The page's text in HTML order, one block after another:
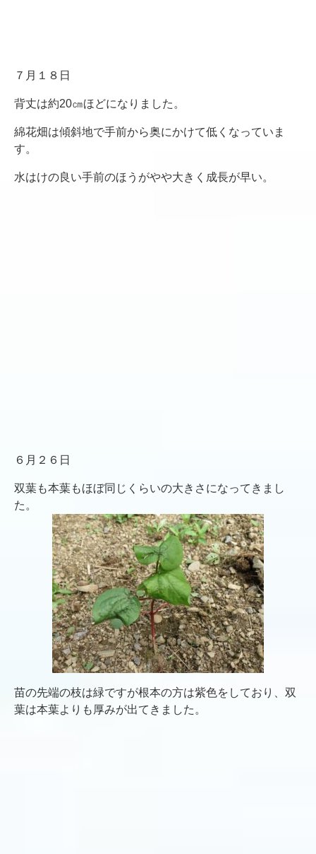
７月１８日
背丈は約20㎝ほどになりました。
綿花畑は傾斜地で手前から奥にかけて低くなっていま
す。
水はけの良い手前のほうがやや大きく成長が早い。
６月２６日
双葉も本葉もほぼ同じくらいの大きさになってきまし
た。
苗の先端の枝は緑ですが根本の方は紫色をしており、双
葉は本葉よりも厚みが出てきました。